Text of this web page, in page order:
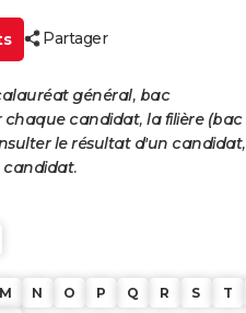
Partager
général, bac
candidat, la filière (bac
le résultat d'un candidat,
candidat.
M N O P Q R S T